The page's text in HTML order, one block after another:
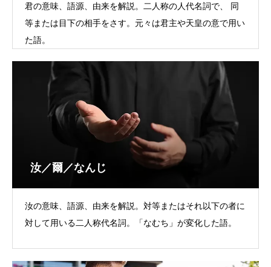
君の意味、語源、由来を解説。二人称の人代名詞で、 同
等または目下の相手をさす。元々は君主や天皇の意で用い
た語。
汝／爾／なんじ
汝の意味、語源、由来を解説。対等またはそれ以下の者に
対して用いる二人称代名詞。「なむち」が変化した語。